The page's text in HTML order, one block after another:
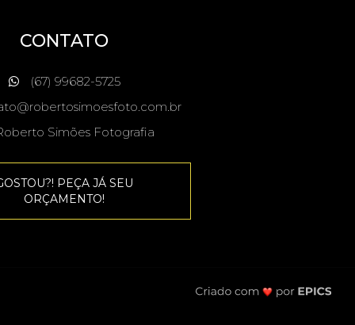
CONTATO
(67) 99682-5725
Simões Fotografia
PEÇA JÁ SEU
ORÇAMENTO!